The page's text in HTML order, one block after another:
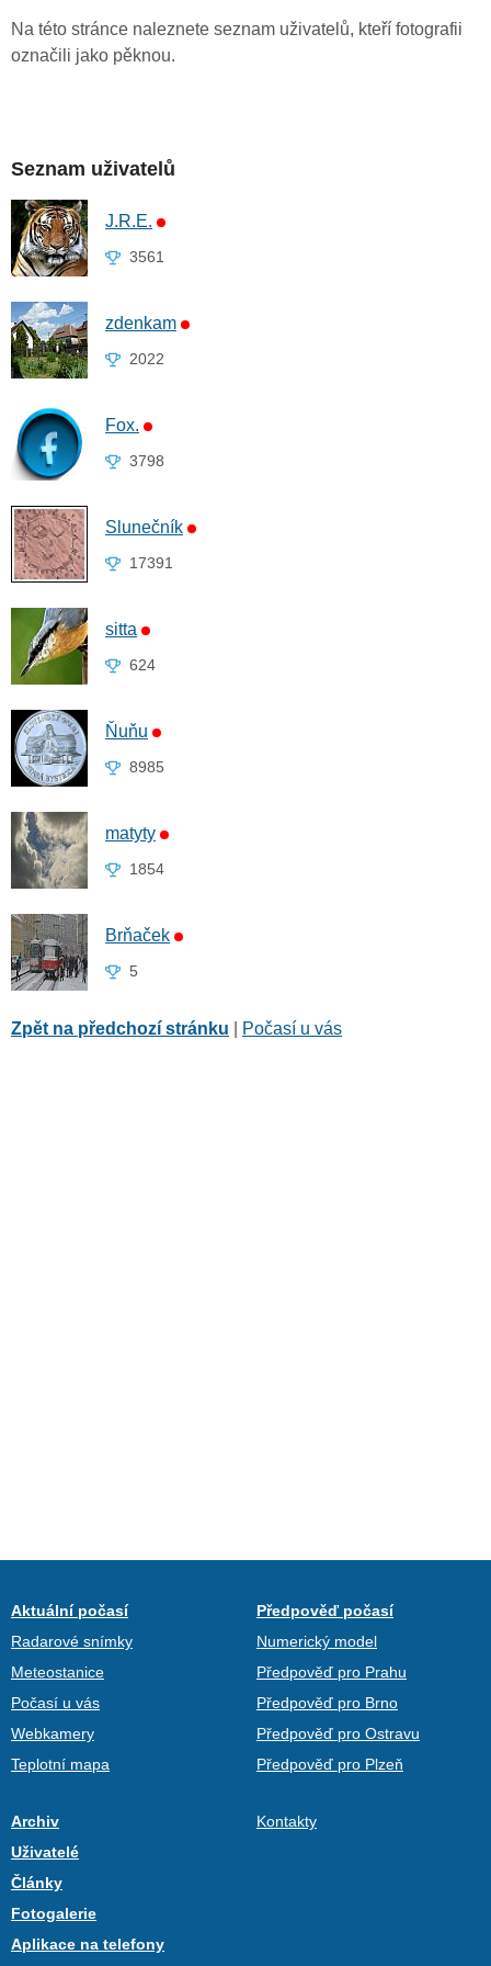
Na této stránce naleznete seznam uživatelů, kteří fotografii
označili jako pěknou.
Seznam uživatelů
J.R.E.
3561
zdenkam
2022
Fox.
3798
Slunečník
17391
sitta
624
Ňuňu
8985
matyty
1854
Brňaček
5
Zpět na předchozí stránku Počasí u vás
Aktuální počasí
Radarové snímky
Meteostanice
Počasí u vás
Webkamery
Teplotní mapa
Předpověď počasí
Numerický model
Předpověď pro Prahu
Předpověď pro Brno
Předpověď pro Ostravu
Předpověď pro Plzeň
Archiv
Uživatelé
Články
Fotogalerie
Aplikace na telefony
Kontakty